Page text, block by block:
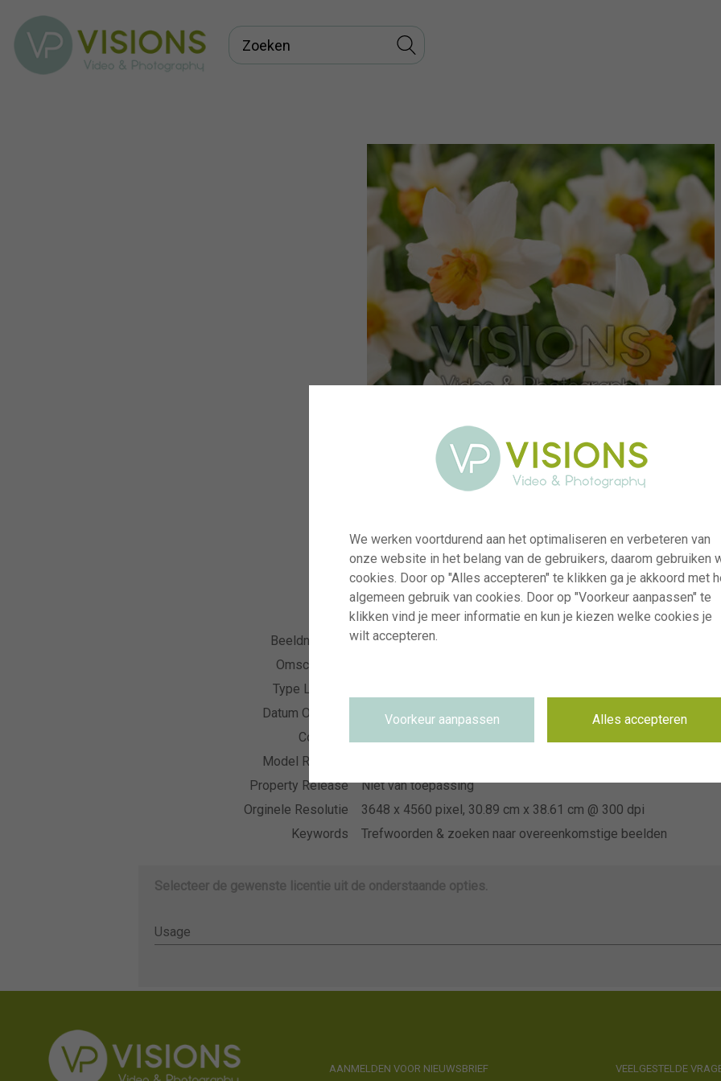
Beeldnummer
visi240947
Omschrijving
Type Licentie
Datum Opname
06.04.2026
Collectie
Model Release
Property Release
Niet van toepassing
Orginele Resolutie
3648 x 4560 pixel, 30.89 cm x 38.61 cm @ 300 dpi
Keywords
Trefwoorden & zoeken naar overeenkomstige beelden
Selecteer de gewenste licentie uit de onderstaande opties.
Usage
Usage
AANMELDEN VOOR NIEUWSBRIEF VEELGESTELDE
We werken voortdurend aan het optimaliseren en verbeteren van
onze website in het belang van de gebruikers, daarom gebruiken
cookies. Door op "Alles accepteren" te klikken ga je akkoord met
algemeen gebruik van cookies. Door op "Voorkeur aanpassen" te
klikken vind je meer informatie en kun je kiezen welke cookies je
wilt accepteren.
Voorkeur aanpassen Alles accepteren